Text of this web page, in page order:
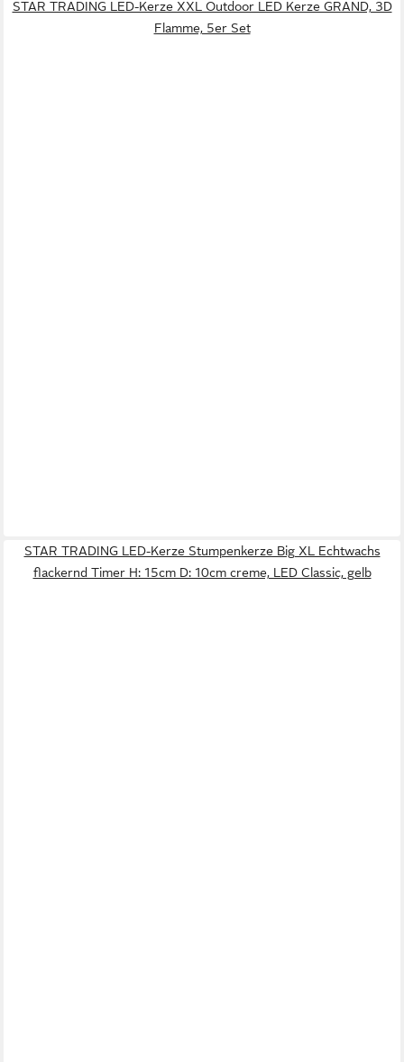
STAR TRADING LED-Kerze XXL Outdoor LED Kerze GRAND, 3D
Flamme, 5er Set
STAR TRADING LED-Kerze Stumpenkerze Big XL Echtwachs
flackernd Timer H: 15cm D: 10cm creme, LED Classic, gelb